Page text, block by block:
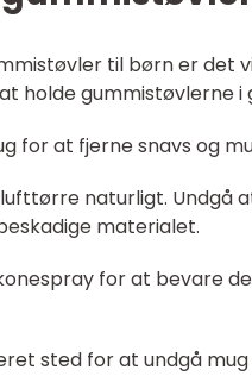
til børn er det
holde gummistøvlerne i
for at fjerne snavs og
naturligt. Undgå
materialet.
for at bevare
sted for at undgå mug